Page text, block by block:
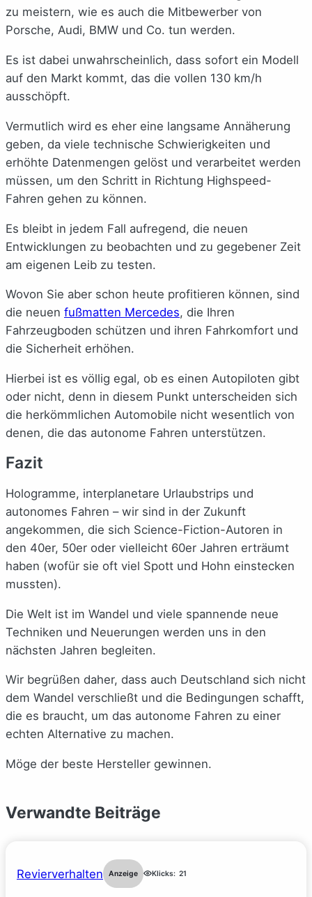
zu meistern, wie es auch die Mitbewerber von
Porsche, Audi, BMW und Co. tun werden.
Es ist dabei unwahrscheinlich, dass sofort ein Modell
auf den Markt kommt, das die vollen 130 km/h
ausschöpft.
Vermutlich wird es eher eine langsame Annäherung
geben, da viele technische Schwierigkeiten und
erhöhte Datenmengen gelöst und verarbeitet werden
müssen, um den Schritt in Richtung Highspeed-
Fahren gehen zu können.
Es bleibt in jedem Fall aufregend, die neuen
Entwicklungen zu beobachten und zu gegebener Zeit
am eigenen Leib zu testen.
Wovon Sie aber schon heute profitieren können, sind
die neuen fußmatten Mercedes, die Ihren
Fahrzeugboden schützen und ihren Fahrkomfort und
die Sicherheit erhöhen.
Hierbei ist es völlig egal, ob es einen Autopiloten gibt
oder nicht, denn in diesem Punkt unterscheiden sich
die herkömmlichen Automobile nicht wesentlich von
denen, die das autonome Fahren unterstützen.
Fazit
Hologramme, interplanetare Urlaubstrips und
autonomes Fahren – wir sind in der Zukunft
angekommen, die sich Science-Fiction-Autoren in
den 40er, 50er oder vielleicht 60er Jahren erträumt
haben (wofür sie oft viel Spott und Hohn einstecken
mussten).
Die Welt ist im Wandel und viele spannende neue
Techniken und Neuerungen werden uns in den
nächsten Jahren begleiten.
Wir begrüßen daher, dass auch Deutschland sich nicht
dem Wandel verschließt und die Bedingungen schafft,
die es braucht, um das autonome Fahren zu einer
echten Alternative zu machen.
Möge der beste Hersteller gewinnen.
Verwandte Beiträge
Revierverhalten Anzeige Klicks: 21